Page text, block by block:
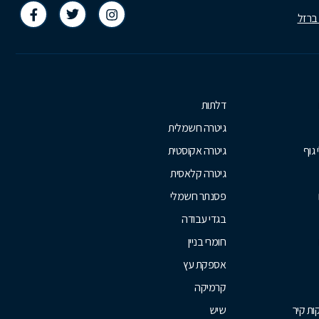
גוף
קיר
דלתות
גיטרה חשמלית
גיטרה אקוסטית
גיטרה קלאסית
פסנתר חשמלי
בגדי עבודה
חומרי בניין
אספקת עץ
קרמיקה
שיש